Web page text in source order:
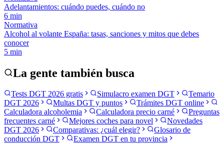
Adelantamientos: cuándo puedes, cuándo no
6 min
Normativa
Alcohol al volante España: tasas, sanciones y mitos que debes
conocer
5 min
La gente también busca
Tests DGT 2026 gratis Simulacro examen DGT
Temario
DGT 2026
Multas DGT y puntos
Trámites DGT online
Calculadora alcoholemia
Calculadora precio carné
Preguntas
frecuentes carné
Mejores coches para novel
Novedades
DGT 2026
Comparativas: ¿cuál elegir?
Glosario de
conducción DGT
Examen DGT en tu provincia